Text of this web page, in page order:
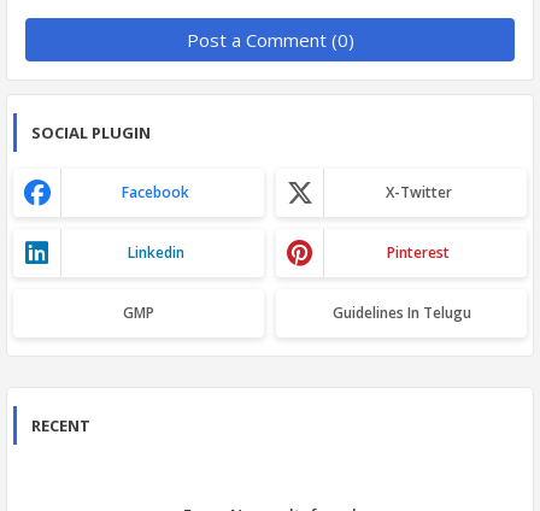
Post a Comment (0)
SOCIAL PLUGIN
Facebook X-Twitter
Linkedin Pinterest
GMP Guidelines In Telugu
RECENT